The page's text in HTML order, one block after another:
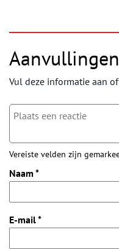
Aanvullingen
Vul deze informatie aan
Vereiste velden zijn
Naam *
E-mail*